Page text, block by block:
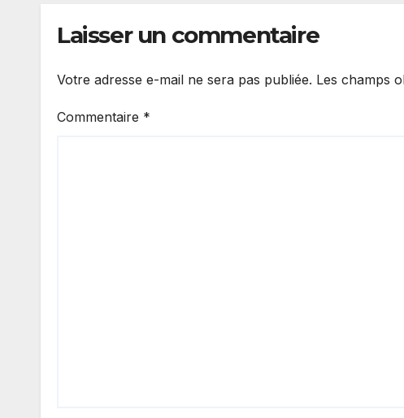
Laisser un commentaire
Votre adresse e-mail ne sera pas publiée. Les champs
Commentaire *